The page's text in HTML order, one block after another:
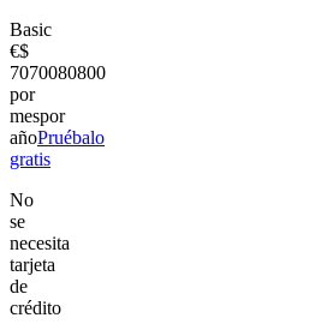
Basic
€$
7070080800
por
mespor
añoPruébalo
gratis
No
se
necesita
tarjeta
de
crédito